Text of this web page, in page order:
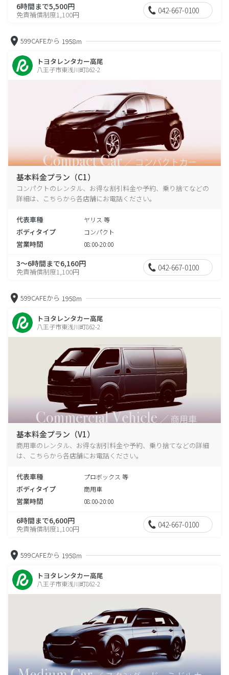
6時間まで5,500円
免責補償制度1,100円 042-667-0100
599CAFEから 1958m
トヨタレンタカー高尾
八王子市東浅川町862-2
基本料金プラン（C1）
コンパクトのレンタル、お得な割引料金や予約、乗り捨てなどの
詳細は、こちらから各店舗にお電話ください。
代表車種 ヤリス 等
ボディタイプ コンパクト
営業時間 08:00-20:00
3～6時間まで6,160円
免責補償制度1,100円 042-667-0100
599CAFEから 1958m
トヨタレンタカー高尾
八王子市東浅川町862-2
基本料金プラン（V1）
商用車のレンタル、お得な割引料金や予約、乗り捨てなどの詳細
は、こちらから各店舗にお電話ください。
代表車種 プロボックス 等
ボディタイプ 商用車
営業時間 08:00-20:00
6時間まで6,600円
免責補償制度1,100円 042-667-0100
599CAFEから 1958m
トヨタレンタカー高尾
八王子市東浅川町862-2